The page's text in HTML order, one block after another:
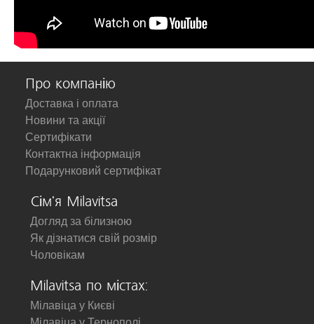
Про компанію
Доставка і оплата
Новини та акції
Сертифікати
Контактна інформація
Подарунковий сертифікат
Сім'я Milavitsa
Догляд за білизною
Як дізнатися свій розмір
Чоловікам
Milavitsa по містах:
Мілавіца у Києві